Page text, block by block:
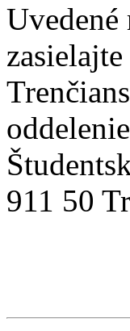
zasielajte
911 50